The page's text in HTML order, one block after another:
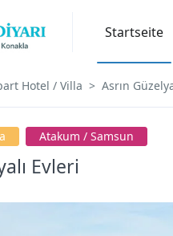
Startseite
Hotel / Villa Asrın
Atakum / Samsun
Evleri